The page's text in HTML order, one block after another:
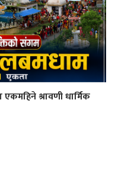
श्रावणी धार्मिक